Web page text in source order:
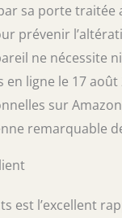
sa porte
prévenir
ne nécessite
ligne le 17
sur
remarquable
est l’excellent